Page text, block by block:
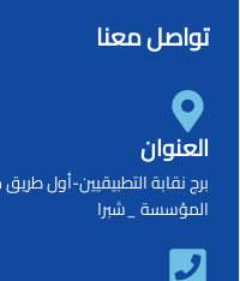
تواصل معنا
العنوان
برج نقابة التطبيقيين-أول
المؤسسة _شبرا